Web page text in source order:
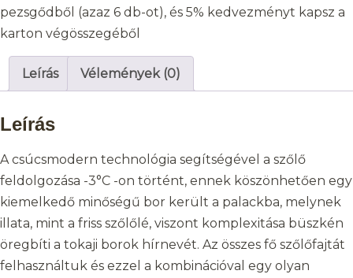
pezsgődből (azaz 6 db-ot), és 5% kedvezményt kapsz a
karton végösszegéből
Leírás Vélemények (0)
Leírás
A csúcsmodern technológia segítségével a szőlő
feldolgozása -3°C -on történt, ennek köszönhetően egy
kiemelkedő minőségű bor került a palackba, melynek
illata, mint a friss szőlőlé, viszont komplexitása büszkén
öregbíti a tokaji borok hírnevét. Az összes fő szőlőfajtát
felhasználtuk és ezzel a kombinációval egy olyan